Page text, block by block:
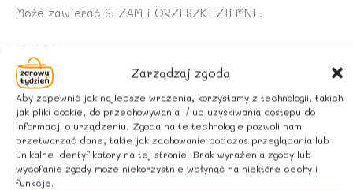
Zarządzaj zgodą
Aby zapewnić jak najlepsze wrażenia, korzystamy z technologii, takich
jak pliki cookie, do przechowywania i/lub uzyskiwania dostępu do
informacji o urządzeniu. Zgoda na te technologie pozwoli nam
przetwarzać dane, takie jak zachowanie podczas przeglądania lub
unikalne identyfikatory na tej stronie. Brak wyrażenia zgody lub
wycofanie zgody może niekorzystnie wpłynąć na niektóre cechy i
funkcje.
Może zawierać SEZAM i ORZESZKI ZIEMNE.
UWAGA
Warstwa oleju na wierzchu nie świadczy o złej jakości
produktu. Krem należy dobrze wymieszać.
ZALECANE WARUNKI PRZECHOWYWANIA
Przechowywać w suchym i chłodnym miejscu.